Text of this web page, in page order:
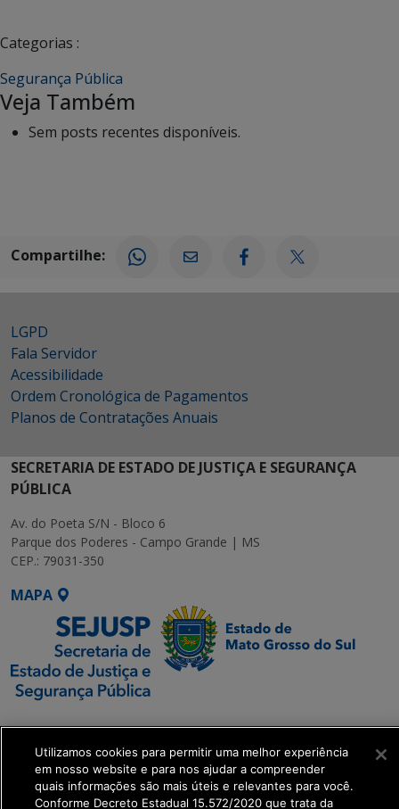
Categorias :
Segurança Pública
Veja Também
Sem posts recentes disponíveis.
Compartilhe:
LGPD
Fala Servidor
Acessibilidade
Ordem Cronológica de Pagamentos
Planos de Contratações Anuais
SECRETARIA DE ESTADO DE JUSTIÇA E SEGURANÇA
PÚBLICA
Av. do Poeta S/N - Bloco 6
Parque dos Poderes - Campo Grande | MS
CEP.: 79031-350
MAPA
SETDIG | Secretaria-
Executiva de
Transformação Digital
Utilizamos cookies para permitir uma melhor experiência
em nosso website e para nos ajudar a compreender
quais informações são mais úteis e relevantes para você.
Conforme Decreto Estadual 15.572/2020 que trata da